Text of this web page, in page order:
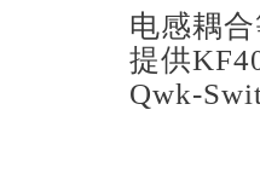
电感耦
提供
Qwk-